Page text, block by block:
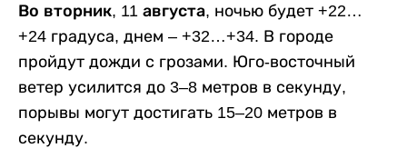
Во вторник, 11 августа, ночью будет +22…
+24 градуса, днем – +32…+34. В городе
пройдут дожди с грозами. Юго-восточный
ветер усилится до 3–8 метров в секунду,
порывы могут достигать 15–20 метров в
секунду.